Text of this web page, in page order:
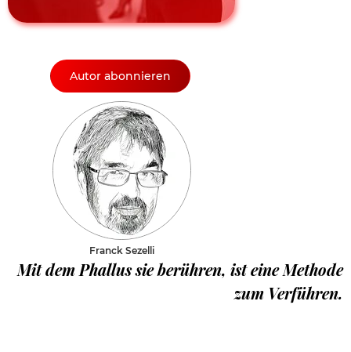
Autor abonnieren
Franck Sezelli
Mit dem Phallus sie berühren, ist eine Methode
zum Verführen.